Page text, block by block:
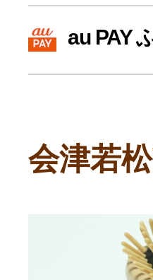
寄付上限額
個人事
個人事
au PAY
会津若